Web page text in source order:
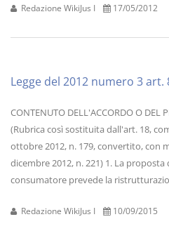
Redazione WikiJus I 17/05/2012
Legge del 2012 numero 3 art.
CONTENUTO DELL'ACCORDO O DEL
(Rubrica così sostituita dall'art. 18,
ottobre 2012, n. 179, convertito, con
dicembre 2012, n. 221) 1. La
consumatore prevede la
Redazione WikiJus I 10/09/2015